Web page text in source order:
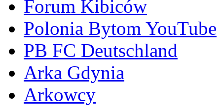
Forum Kibiców
Polonia Bytom YouTube
PB FC Deutschland
Arka Gdynia
Arkowcy